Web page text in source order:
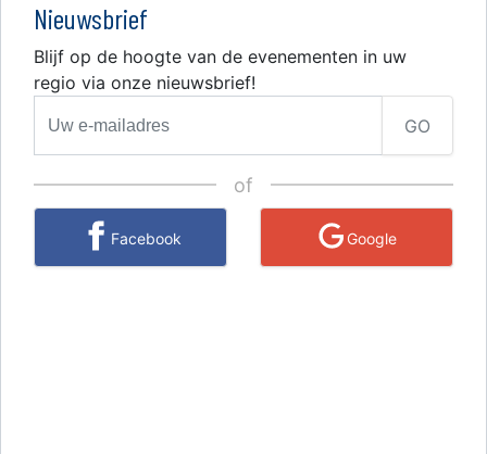
Nieuwsbrief
Blijf op de hoogte van de evenementen in uw
regio via onze nieuwsbrief!
GO
of
Facebook Google